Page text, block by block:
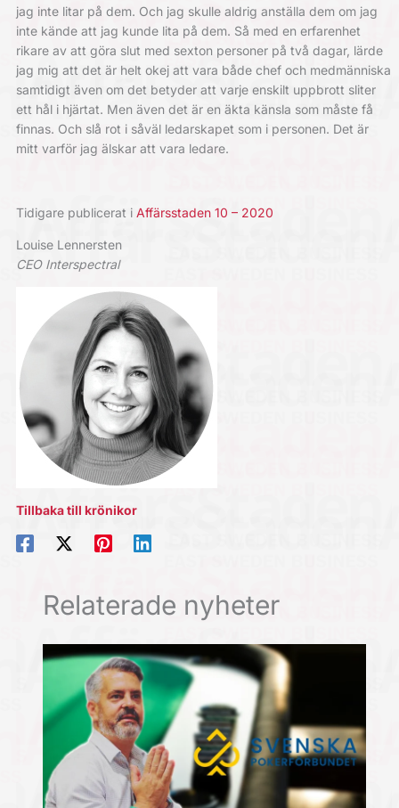
jag inte litar på dem. Och jag skulle aldrig anställa dem om jag
inte kände att jag kunde lita på dem. Så med en erfarenhet
rikare av att göra slut med sexton personer på två dagar, lärde
jag mig att det är helt okej att vara både chef och medmänniska
samtidigt även om det betyder att varje enskilt uppbrott sliter
ett hål i hjärtat. Men även det är en äkta känsla som måste få
finnas. Och slå rot i såväl ledarskapet som i personen. Det är
mitt varför jag älskar att vara ledare.
Tidigare publicerat i Affärsstaden 10 – 2020
Louise Lennersten
CEO Interspectral
Tillbaka till krönikor
Relaterade nyheter